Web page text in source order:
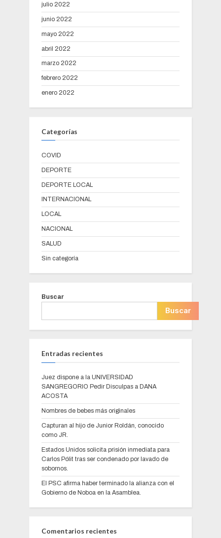
julio 2022
junio 2022
mayo 2022
abril 2022
marzo 2022
febrero 2022
enero 2022
Categorías
COVID
DEPORTE
DEPORTE LOCAL
INTERNACIONAL
LOCAL
NACIONAL
SALUD
Sin categoría
Buscar
Buscar
Entradas recientes
Juez dispone a la UNIVERSIDAD
SANGREGORIO Pedir Disculpas a DANA
ACOSTA
Nombres de bebes más originales
Capturan al hijo de Junior Roldán, conocido
como JR.
Estados Unidos solicita prisión inmediata para
Carlos Pólit tras ser condenado por lavado de
sobornos.
El PSC afirma haber terminado la alianza con el
Gobierno de Noboa en la Asamblea.
Comentarios recientes